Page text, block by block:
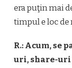
era puţin mai
timpul e loc de
R.: Acum, se
uri, share-uri